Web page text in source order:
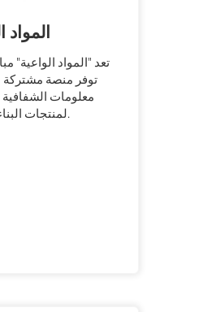
المواد
تعد "المواد الواعية"
توفر منصة
معلومات
لمنتجات البناء الخاصة بهم.